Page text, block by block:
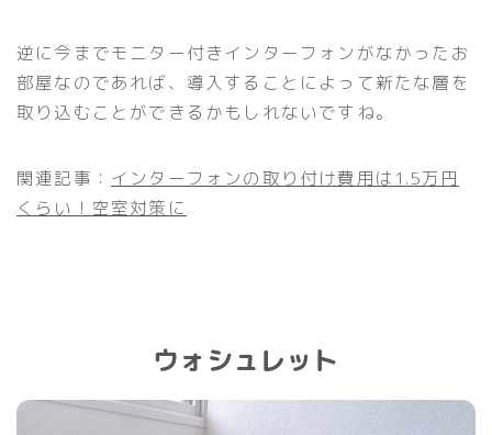
逆に今までモニター付きインターフォンがなかったお
部屋なのであれば、導入することによって新たな層を
取り込むことができるかもしれないですね。
関連記事： インターフォンの取り付け費用は1.5万円
くらい！空室対策に
ウォシュレット